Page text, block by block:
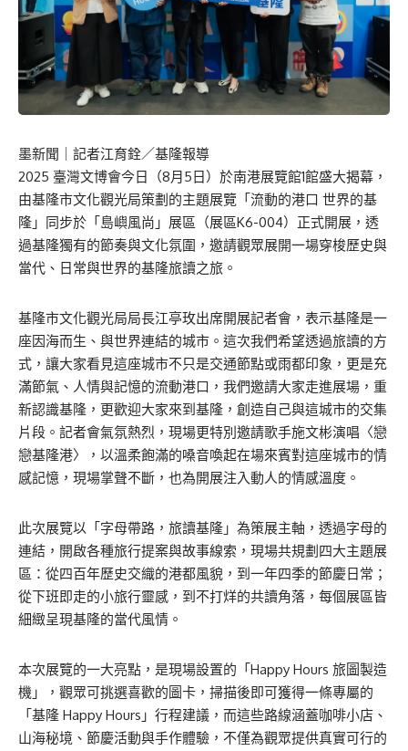
墨新聞 ｜記者江育銓／基隆報導
2025 臺灣文博會今日（8月5日）於南港展覽館1館盛大揭幕，
由基隆市文化觀光局策劃的主題展覽「流動的港口 世界的基
隆」同步於「島嶼風尚」展區（展區K6-004）正式開展，透
過基隆獨有的節奏與文化氛圍，邀請觀眾展開一場穿梭歷史與
當代、日常與世界的基隆旅讀之旅。
基隆市文化觀光局局長江亭玫出席開展記者會，表示基隆是一
座因海而生、與世界連結的城市。這次我們希望透過旅讀的方
式，讓大家看見這座城市不只是交通節點或雨都印象，更是充
滿節氣、人情與記憶的流動港口，我們邀請大家走進展場，重
新認識基隆，更歡迎大家來到基隆，創造自己與這城市的交集
片段。記者會氣氛熱烈，現場更特別邀請歌手施文彬演唱〈戀
戀基隆港〉，以溫柔飽滿的嗓音喚起在場來賓對這座城市的情
感記憶，現場掌聲不斷，也為開展注入動人的情感溫度。
此次展覽以「字母帶路，旅讀基隆」為策展主軸，透過字母的
連結，開啟各種旅行提案與故事線索，現場共規劃四大主題展
區：從四百年歷史交織的港都風貌，到一年四季的節慶日常；
從下班即走的小旅行靈感，到不打烊的共讀角落，每個展區皆
細緻呈現基隆的當代風情。
本次展覽的一大亮點，是現場設置的「Happy Hours 旅圖製造
機」，觀眾可挑選喜歡的圖卡，掃描後即可獲得一條專屬的
「基隆 Happy Hours」行程建議，而這些路線涵蓋咖啡小店、
山海秘境、節慶活動與手作體驗，不僅為觀眾提供真實可行的